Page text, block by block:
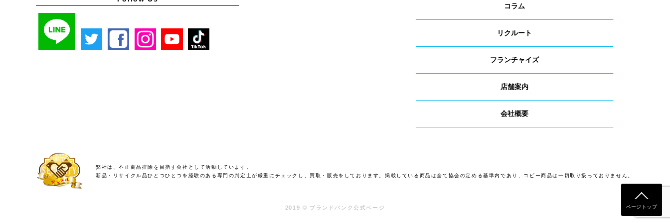
コラム
リクルート
フランチャイズ
店舗案内
会社概要
弊社は、不正商品排除を目指す会社として活動しています。
新品・リサイクル品ひとつひとつを経験のある専門の判定士が厳重にチェックし、買取・販売をしております。掲載している商品は全て協会の定める基準内であり、コピー商品は一切取り扱っておりません。
2019 © ブランドバンク公式ページ ページトップ